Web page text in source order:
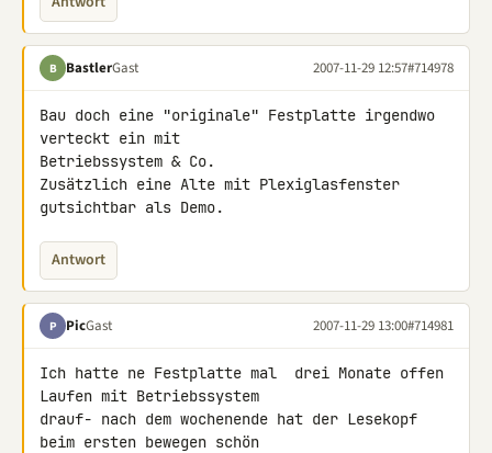
B BastlerGast 2007-11-29 12:57#714978
Bau doch eine "originale" Festplatte irgendwo
verteckt ein mit
Betriebssystem & Co.
Zusätzlich eine Alte mit Plexiglasfenster
gutsichtbar als Demo.
Antwort
P PicGast 2007-11-29 13:00#714981
Ich hatte ne Festplatte mal  drei Monate offen
Laufen mit Betriebssystem
drauf- nach dem wochenende hat der Lesekopf
beim ersten bewegen schön